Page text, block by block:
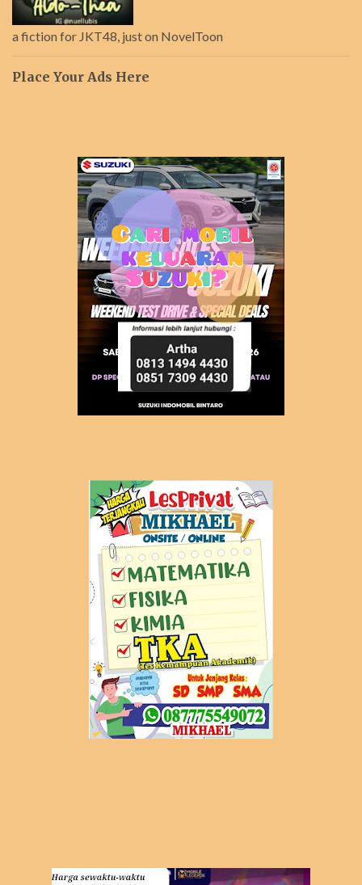
a fiction for JKT48, just on NovelToon
Place Your Ads Here